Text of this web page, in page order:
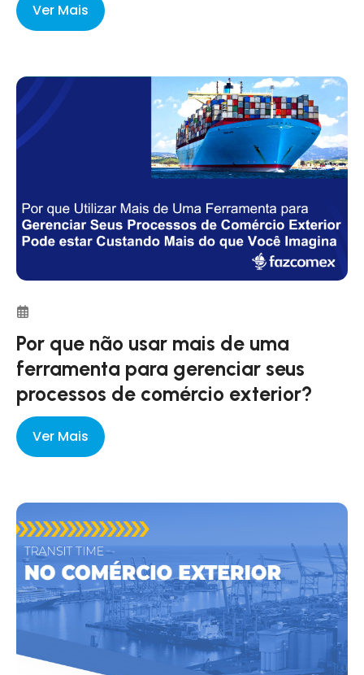
Ver Mais
Por que não usar mais de uma
ferramenta para gerenciar seus
processos de comércio exterior?
Ver Mais